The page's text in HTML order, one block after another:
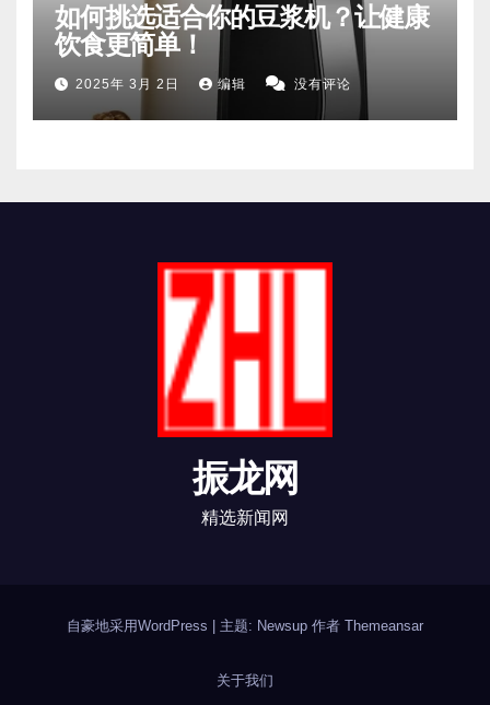
如何挑选适合你的豆浆机？让健康
饮食更简单！
2025年 3月 2日 编辑 没有评论
振龙网
精选新闻网
自豪地采用WordPress | 主题: Newsup 作者 Themeansar
关于我们